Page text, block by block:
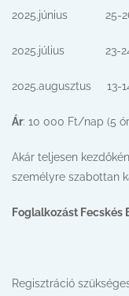
2025.június 25-
2025.július 23-24-
2025.augusztus 13-
Ár: 10 000 Ft/nap (5
Akár teljesen
személyre szabottan
Foglalkozást
Regisztráció